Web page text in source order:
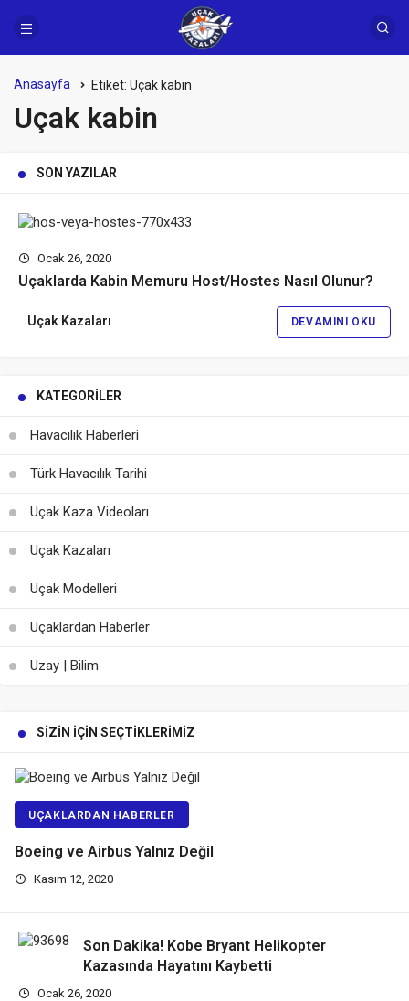
Anasayfa Etiket: Uçak kabin
Uçak kabin
SON YAZILAR
Ocak 26, 2020
Uçaklarda Kabin Memuru Host/Hostes Nasıl Olunur?
Uçak Kazaları DEVAMINI OKU
KATEGORILER
Havacılık Haberleri
Türk Havacılık Tarihi
Uçak Kaza Videoları
Uçak Kazaları
Uçak Modelleri
Uçaklardan Haberler
Uzay | Bilim
SIZIN İÇIN SEÇTIKLERIMIZ
UÇAKLARDAN HABERLER
Boeing ve Airbus Yalnız Değil
Kasım 12, 2020
Son Dakika! Kobe Bryant Helikopter
Kazasında Hayatını Kaybetti
Ocak 26, 2020